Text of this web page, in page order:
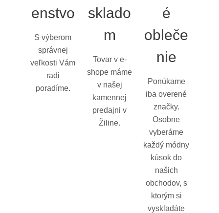
enstvo
S výberom
správnej
veľkosti Vám
radi
poradíme.
sklado
m
Tovar v e-
shope máme
v našej
kamennej
predajni v
Žiline.
é
obleče
nie
Ponúkame
iba overené
značky.
Osobne
vyberáme
každý módny
kúsok do
našich
obchodov, s
ktorým si
vyskladáte